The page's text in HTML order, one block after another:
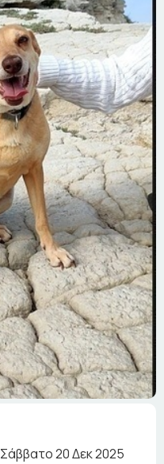
Σάββατο 20 Δεκ 2025